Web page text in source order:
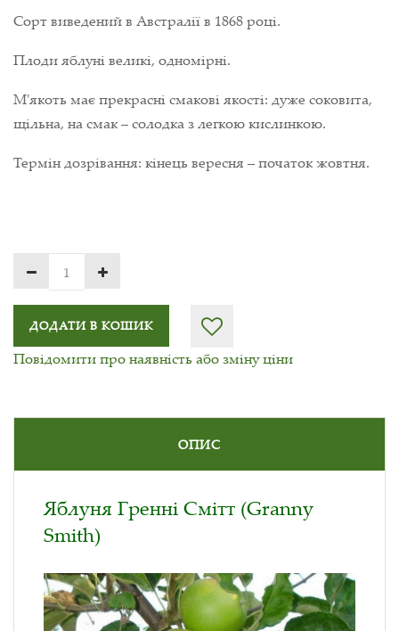
Сорт виведений в Австралії в 1868 році.
Плоди яблуні великі, одномірні.
М'якоть має прекрасні смакові якості: дуже соковита,
щільна, на смак – солодка з легкою кислинкою.
Термін дозрівання: кінець вересня – початок жовтня.
ДОДАТИ В КОШИК
Повідомити про наявність або зміну ціни
ОПИС
Яблуня Гренні Смітт (Granny
Smith)